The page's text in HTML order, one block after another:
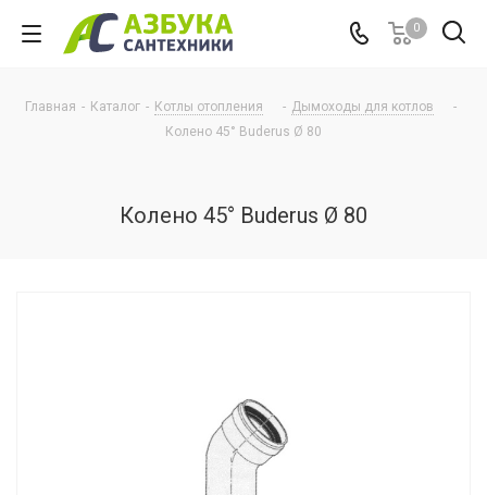
0
Главная - Каталог - Котлы отопления - Дымоходы для котлов
-
Колено 45° Buderus Ø 80
Колено 45° Buderus Ø 80